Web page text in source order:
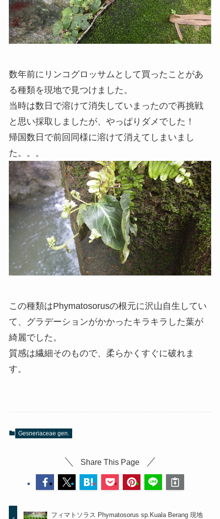
数年前にリンコグロッサムとして買ったことがあ
る種類を現地で見つけました。
当時は数日で溶けて消失していまったので再挑戦
と思い採取しましたが、やっぱりダメでした！
帰国数日で前回同様に溶けて消えてしまいまし
た。。。
この種類はPhymatosorusの根元に沢山自生してい
て、グラデーションがかかったキラキラした葉が
綺麗でした。
質感は繊細そのもので、柔らかくすぐに破れま
す。
Gesneriaceae gen.
Share This Page
フィマトソラス Phymatosorus sp.Kuala Berang 現地